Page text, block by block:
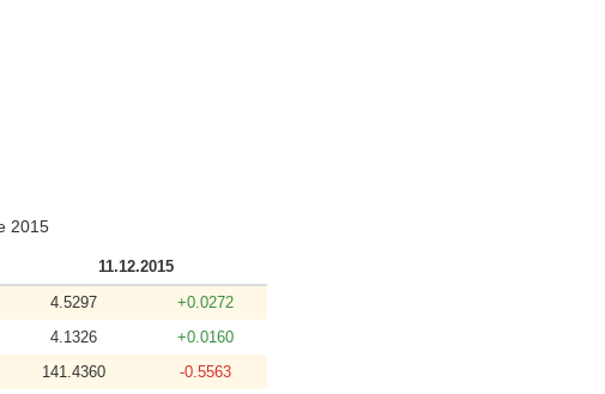
2015
11.12.2015
4.5297
+0.0272
4.1326
+0.0160
141.4360
-0.5563